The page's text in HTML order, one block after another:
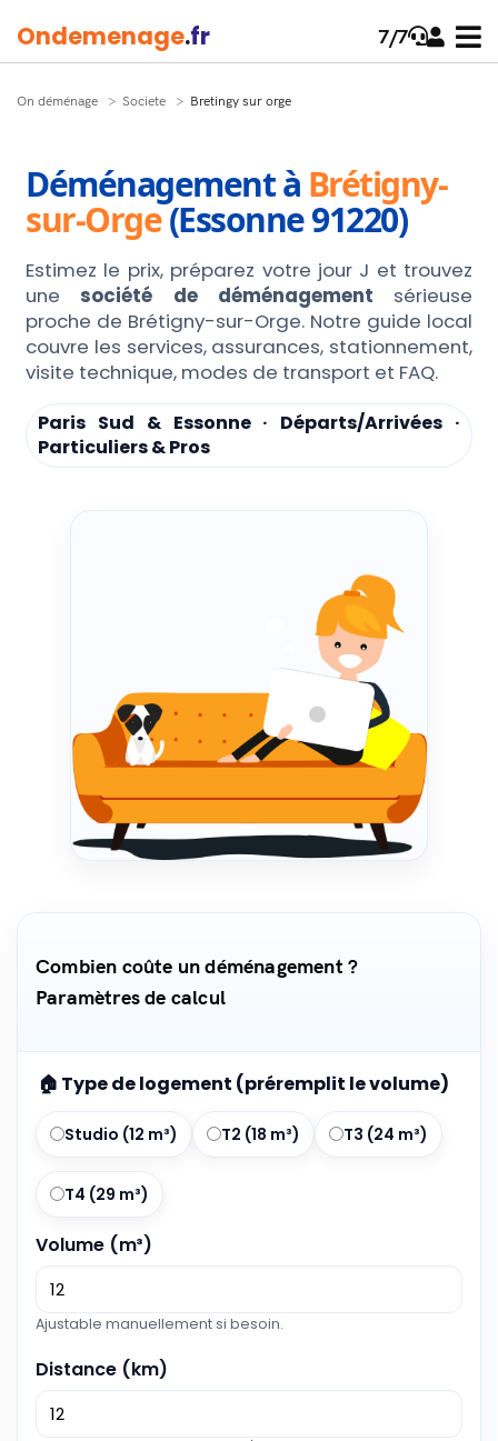
Ondemenage.fr 7/7
On déménage Societe Bretingy sur orge
Déménagement à Brétigny-
sur-Orge(Essonne 91220)
Estimez le prix, préparez votre jour J et trouvez
unesociété de déménagement sérieuse
proche de Brétigny-sur-Orge. Notre guide local
couvre les services, assurances, stationnement,
visite technique, modes de transport et FAQ.
Paris Sud & Essonne · Départs/Arrivées ·
Particuliers & Pros
Combien coûte un déménagement ?
Paramètres de calcul
🏠 Type de logement (préremplit le volume)
Studio (12 m³) T2 (18 m³) T3 (24 m³)
T4 (29 m³)
Volume (m³)
Ajustable manuellement si besoin.
Distance (km)